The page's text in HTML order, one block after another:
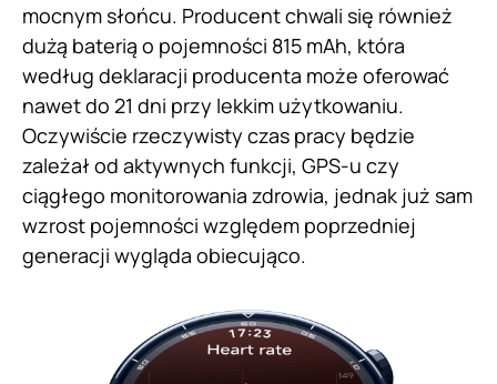
mocnym słońcu. Producent chwali się również
dużą baterią o pojemności 815 mAh, która
według deklaracji producenta może oferować
nawet do 21 dni przy lekkim użytkowaniu.
Oczywiście rzeczywisty czas pracy będzie
zależał od aktywnych funkcji, GPS-u czy
ciągłego monitorowania zdrowia, jednak już sam
wzrost pojemności względem poprzedniej
generacji wygląda obiecująco.